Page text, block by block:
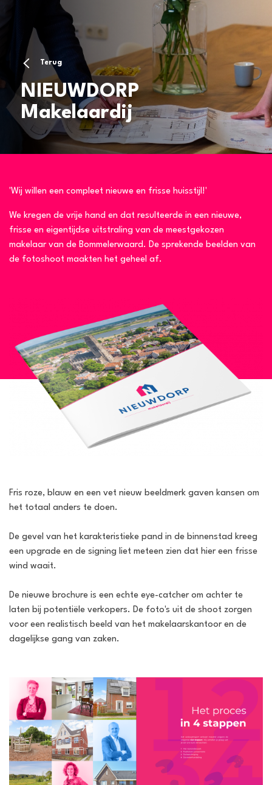
Terug
NIEUWDORP
Makelaardij
'Wij willen een compleet nieuwe en frisse huisstijl!'
We kregen de vrije hand en dat resulteerde in een nieuwe,
frisse en eigentijdse uitstraling van de meestgekozen
makelaar van de Bommelerwaard. De sprekende beelden van
de fotoshoot maakten het geheel af.
Fris roze, blauw en een vet nieuw beeldmerk gaven kansen om
het totaal anders te doen.
De gevel van het karakteristieke pand in de binnenstad kreeg
een upgrade en de signing liet meteen zien dat hier een frisse
wind waait.
De nieuwe brochure is een echte eye-catcher om achter te
laten bij potentiële verkopers. De foto's uit de shoot zorgen
voor een realistisch beeld van het makelaarskantoor en de
dagelijkse gang van zaken.